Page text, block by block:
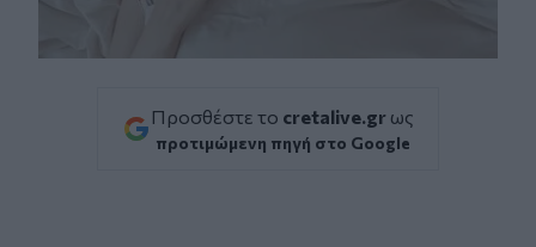
Προσθέστε το cretalive.gr ως
προτιμώμενη πηγή στο Google